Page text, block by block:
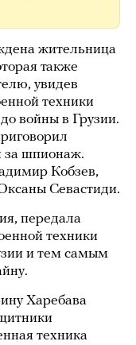
жительница
также
увидев
техники
войны в Грузии.
за шпионаж.
Кобзев,
Севастиди.
передала
техники
и тем самым
Харебава
техника